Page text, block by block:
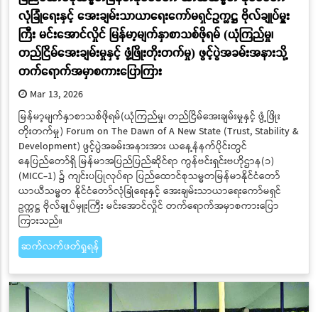
လုံခြုံရေးနှင့် အေးချမ်းသာယာရေးကော်မရှင်ဥက္ကဋ္ဌ ဗိုလ်ချုပ်မှူး
ကြီး မင်းအောင်လှိုင် မြန်မာ့မျက်နှာစာသစ်ဖိုရမ် (ယုံကြည်မှု၊
တည်ငြိမ်အေးချမ်းမှုနှင့် ဖွံ့ဖြိုးတိုးတက်မှု) ဖွင့်ပွဲအခမ်းအနားသို့
တက်ရောက်အမှာစကားပြောကြား
Mar 13, 2026
မြန်မာ့မျက်နှာစာသစ်ဖိုရမ်(ယုံကြည်မှု၊ တည်ငြိမ်အေးချမ်းမှုနှင့် ဖွံ့ဖြိုး
တိုးတက်မှု) Forum on The Dawn of A New State (Trust, Stability &
Development) ဖွင့်ပွဲအခမ်းအနားအား ယနေ့နံနက်ပိုင်းတွင်
နေပြည်တော်ရှိ မြန်မာအပြည်ပြည်ဆိုင်ရာ ကွန်ဗင်းရှင်းဗဟိုဌာန(၁)
(MICC-1) ၌ ကျင်းပပြုလုပ်ရာ ပြည်ထောင်စုသမ္မတမြန်မာနိုင်ငံတော်
ယာယီသမ္မတ နိုင်ငံတော်လုံခြုံရေးနှင့် အေးချမ်းသာယာရေးကော်မရှင်
ဥက္ကဋ္ဌ ဗိုလ်ချုပ်မှူးကြီး မင်းအောင်လှိုင် တက်ရောက်အမှာစကားပြော
ကြားသည်။
ဆက်လက်ဖတ်ရှုရန်